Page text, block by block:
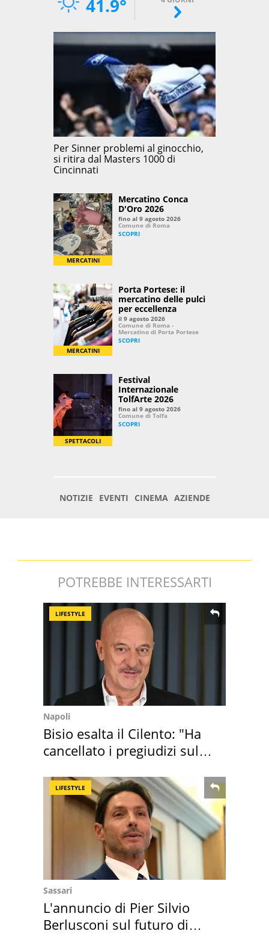
POTREBBE INTERESSARTI
LIFESTYLE
Napoli
Bisio esalta il Cilento: "Ha
cancellato i pregiudizi sul
LIFESTYLE
Sassari
L'annuncio di Pier Silvio
Berlusconi sul futuro di